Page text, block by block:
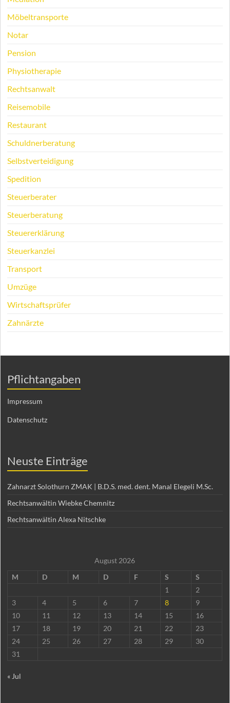
Möbeltransporte
Notar
Pension
Physiotherapie
Rechtsanwalt
Reisemobile
Restaurant
Schuldnerberatung
Selbstverteidigung
Spedition
Steuerberater
Steuerberatung
Steuererklärung
Steuerkanzlei
Transport
Umzüge
Wirtschaftsprüfer
Zahnärzte
Pflichtangaben
Impressum
Datenschutz
Neuste Einträge
Zahnarzt Solothurn ZMAK | B.D.S. med. dent. Manal Elegeli M.Sc.
Rechtsanwältin Wiebke Chemnitz
Rechtsanwältin Alexa Nitschke
August 2026
M
D M D F S
S
1
2
3
4 5 6 7 8
9
10
11 12 13 14 15
16
17
18 19 20 21 22
23
24
25 26 27 28 29
30
31
« Jul